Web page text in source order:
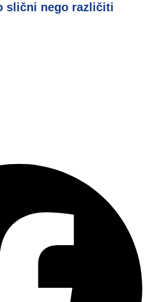
slični nego različiti